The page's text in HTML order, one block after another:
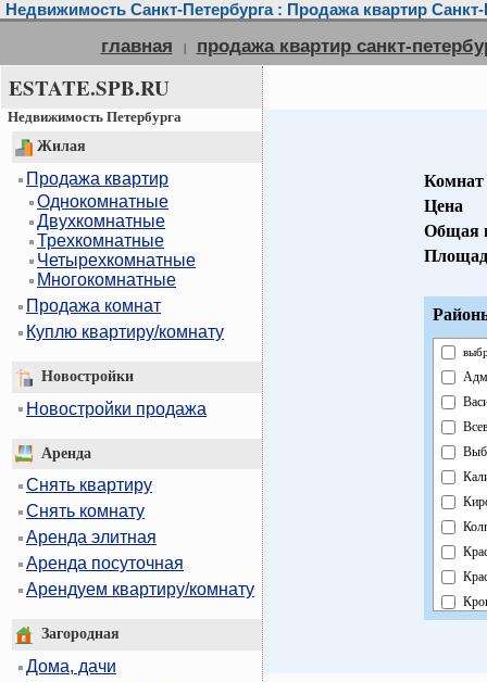
Недвижимость Санкт-Петербурга : Продажа квартир Санкт-
главная | продажа квартир санкт-
ESTATE.SPB.RU
Недвижимость Петербурга
Жилая
Продажа квартир
Однокомнатные
Двухкомнатные
Трехкомнатные
Четырехкомнатные
Многокомнатные
Продажа комнат
Куплю квартиру/комнату
Новостройки
Новостройки продажа
Аренда
Снять квартиру
Снять комнату
Аренда элитная
Аренда посуточная
Арендуем квартиру/комнату
Загородная
Дома, дачи
Комнат
Цена
Общая